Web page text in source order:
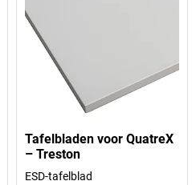
Tafelbladen voor QuatreX
– Treston
ESD-tafelblad